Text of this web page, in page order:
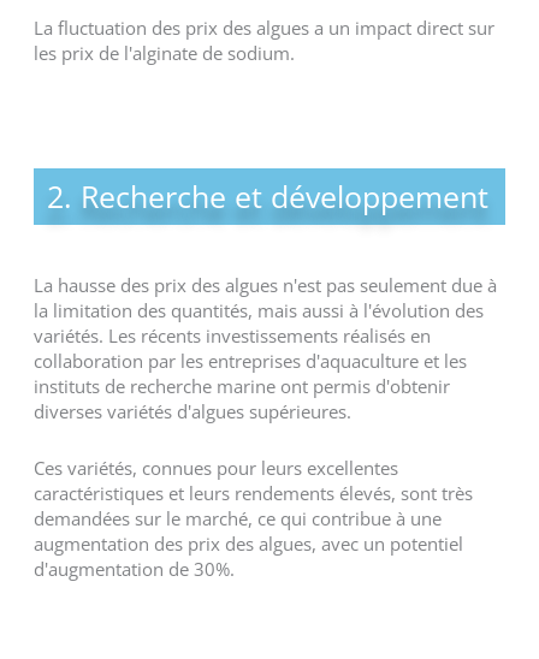
La fluctuation des prix des algues a un impact direct sur
les prix de l'alginate de sodium.
2. Recherche et développement
La hausse des prix des algues n'est pas seulement due à
la limitation des quantités, mais aussi à l'évolution des
variétés. Les récents investissements réalisés en
collaboration par les entreprises d'aquaculture et les
instituts de recherche marine ont permis d'obtenir
diverses variétés d'algues supérieures.
Ces variétés, connues pour leurs excellentes
caractéristiques et leurs rendements élevés, sont très
demandées sur le marché, ce qui contribue à une
augmentation des prix des algues, avec un potentiel
d'augmentation de 30%.